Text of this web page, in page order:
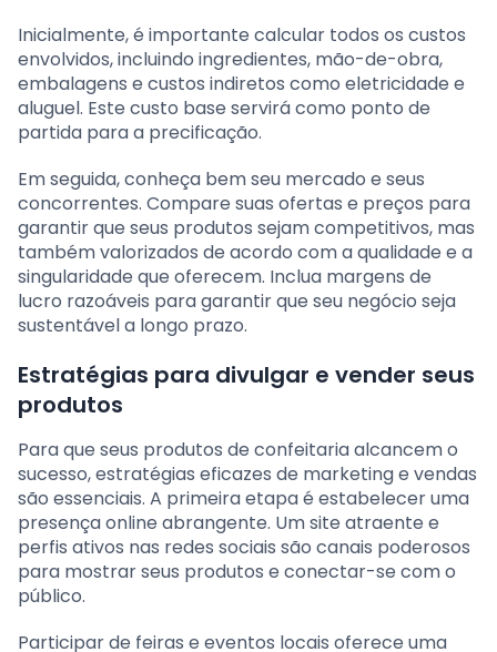
Inicialmente, é importante calcular todos os custos
envolvidos, incluindo ingredientes, mão-de-obra,
embalagens e custos indiretos como eletricidade e
aluguel. Este custo base servirá como ponto de
partida para a precificação.
Em seguida, conheça bem seu mercado e seus
concorrentes. Compare suas ofertas e preços para
garantir que seus produtos sejam competitivos, mas
também valorizados de acordo com a qualidade e a
singularidade que oferecem. Inclua margens de
lucro razoáveis para garantir que seu negócio seja
sustentável a longo prazo.
Estratégias para divulgar e vender seus
produtos
Para que seus produtos de confeitaria alcancem o
sucesso, estratégias eficazes de marketing e vendas
são essenciais. A primeira etapa é estabelecer uma
presença online abrangente. Um site atraente e
perfis ativos nas redes sociais são canais poderosos
para mostrar seus produtos e conectar-se com o
público.
Participar de feiras e eventos locais oferece uma